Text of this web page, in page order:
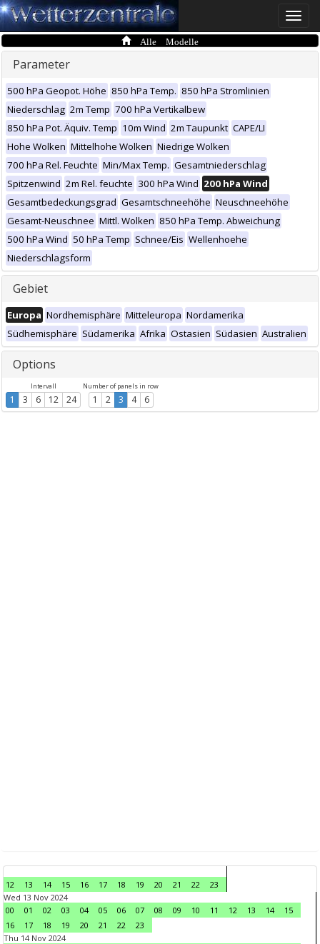
Toggle
Alle Modelle
Parameter
500 hPa Geopot. Höhe 850 hPa Temp. 850 hPa Stromlinien
Niederschlag 2m Temp 700 hPa Vertikalbew
850 hPa Pot. Äquiv. Temp 10m Wind 2m Taupunkt CAPE/LI
Hohe Wolken Mittelhohe Wolken Niedrige Wolken
700 hPa Rel. Feuchte Min/Max Temp. Gesamtniederschlag
Spitzenwind 2m Rel. feuchte 300 hPa Wind 200 hPa Wind
Gesamtbedeckungsgrad Gesamtschneehöhe Neuschneehöhe
Gesamt-Neuschnee Mittl. Wolken 850 hPa Temp. Abweichung
500 hPa Wind 50 hPa Temp Schnee/Eis Wellenhoehe
Niederschlagsform
Gebiet
Europa Nordhemisphäre Mitteleuropa Nordamerika
Südhemisphäre Südamerika Afrika Ostasien Südasien Australien
Options
Intervall
1 3 6 12 24
Number of panels in row
1 2 3 4 6
12 13 14 15 16 17 18 19 20 21 22
23
Wed 13 Nov 2024
00
01 02 03 04 05 06 07 08 09 10 11 12 13 14
15
16
17 18 19 20 21 22
23
Thu 14 Nov 2024